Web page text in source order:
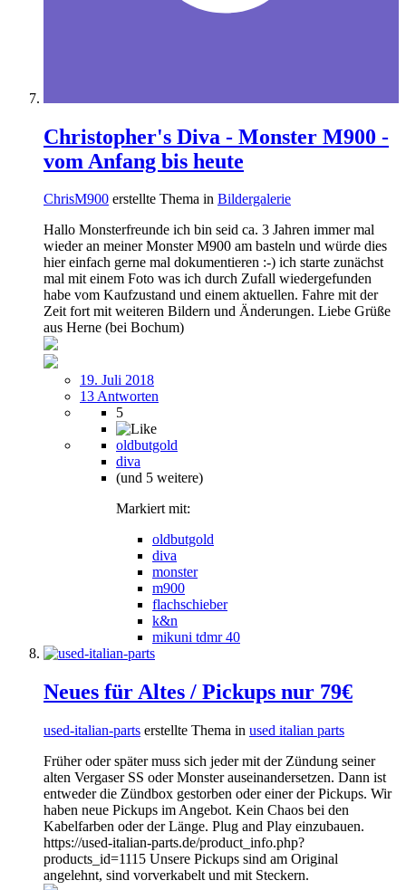
Christopher's Diva - Monster M900 -
vom Anfang bis heute
ChrisM900 erstellte Thema in Bildergalerie
Hallo Monsterfreunde ich bin seid ca. 3 Jahren immer mal
wieder an meiner Monster M900 am basteln und würde dies
hier einfach gerne mal dokumentieren :-) ich starte zunächst
mal mit einem Foto was ich durch Zufall wiedergefunden
habe vom Kaufzustand und einem aktuellen. Fahre mit der
Zeit fort mit weiteren Bildern und Änderungen. Liebe Grüße
aus Herne (bei Bochum)
19. Juli 2018
13 Antworten
5
oldbutgold
diva
(und 5 weitere)
Markiert mit:
oldbutgold
diva
monster
m900
flachschieber
k&n
mikuni tdmr 40
Neues für Altes / Pickups nur 79€
used-italian-parts erstellte Thema in used italian parts
Früher oder später muss sich jeder mit der Zündung seiner
alten Vergaser SS oder Monster auseinandersetzen. Dann ist
entweder die Zündbox gestorben oder einer der Pickups. Wir
haben neue Pickups im Angebot. Kein Chaos bei den
Kabelfarben oder der Länge. Plug and Play einzubauen.
https://used-italian-parts.de/product_info.php?
products_id=1115 Unsere Pickups sind am Original
angelehnt, sind vorverkabelt und mit Steckern.